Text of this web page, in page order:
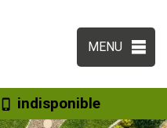
MENU
indisponible